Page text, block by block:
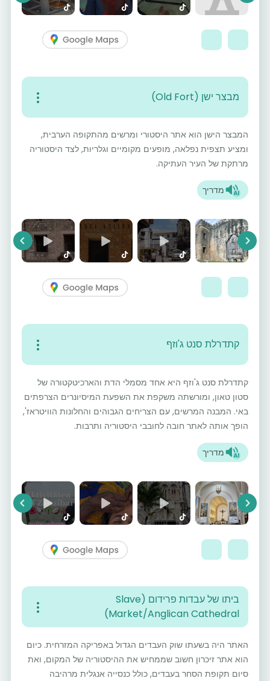
מבצר ישן (Old Fort)
המבצר הישן הוא אתר היסטורי ומרשים מהתקופה הערבית,
ומציע תצפית נפלאה, מופעים מקומיים וגלריות, לצד היסטוריה
מרתקת של העיר העתיקה.
מדריך
Next
קתדרלת סנט ג'וזף
קתדרלת סנט ג'וזף היא אחד מסמלי הדת והארכיטקטורה של
סטון טאון, ומורשתה משקפת את השפעת המיסיונרים הצרפתים
באי. המבנה המרשים, עם הצריחים הגבוהים והחלונות הוויטראז',
הופך אותה לאתר חובה לחובבי היסטוריה ותרבות.
מדריך
Next
ביתו של עבדות פרידום (Slave
Market/Anglican Cathedral)
האתר היה בשעתו שוק העבדים הגדול באפריקה המזרחית. כיום
הוא אתר זיכרון חשוב שממחיש את ההיסטוריה של המקום, ואת
סיום תקופת הסחר בעבדים, כולל כנסייה אנגלית מרהיבה